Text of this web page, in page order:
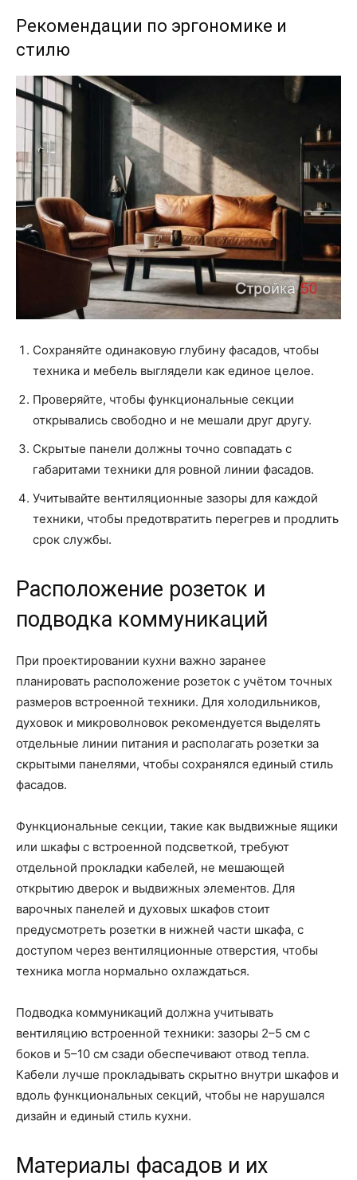
Рекомендации по эргономике и
стилю
Сохраняйте одинаковую глубину фасадов, чтобы
техника и мебель выглядели как единое целое.
Проверяйте, чтобы функциональные секции
открывались свободно и не мешали друг другу.
Скрытые панели должны точно совпадать с
габаритами техники для ровной линии фасадов.
Учитывайте вентиляционные зазоры для каждой
техники, чтобы предотвратить перегрев и продлить
срок службы.
Расположение розеток и
подводка коммуникаций
При проектировании кухни важно заранее
планировать расположение розеток с учётом точных
размеров встроенной техники. Для холодильников,
духовок и микроволновок рекомендуется выделять
отдельные линии питания и располагать розетки за
скрытыми панелями, чтобы сохранялся единый стиль
фасадов.
Функциональные секции, такие как выдвижные ящики
или шкафы с встроенной подсветкой, требуют
отдельной прокладки кабелей, не мешающей
открытию дверок и выдвижных элементов. Для
варочных панелей и духовых шкафов стоит
предусмотреть розетки в нижней части шкафа, с
доступом через вентиляционные отверстия, чтобы
техника могла нормально охлаждаться.
Подводка коммуникаций должна учитывать
вентиляцию встроенной техники: зазоры 2–5 см с
боков и 5–10 см сзади обеспечивают отвод тепла.
Кабели лучше прокладывать скрытно внутри шкафов и
вдоль функциональных секций, чтобы не нарушался
дизайн и единый стиль кухни.
Материалы фасадов и их